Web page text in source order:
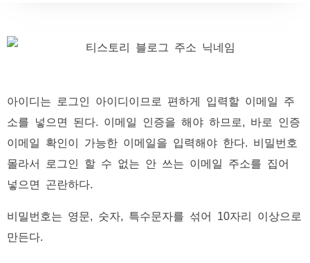
아이디는 로그인 아이디이므로 편하게 입력할 이메일 주
소를 넣으면 된다. 이메일 인증을 해야 하므로, 바로 인증
이메일 확인이 가능한 이메일을 입력해야 한다. 비밀번호
몰라서 로그인 할 수 없는 안 쓰는 이메일 주소를 집어
넣으면 곤란하다.
비밀번호는 영문, 숫자, 특수문자를 섞어 10자리 이상으로
만든다.